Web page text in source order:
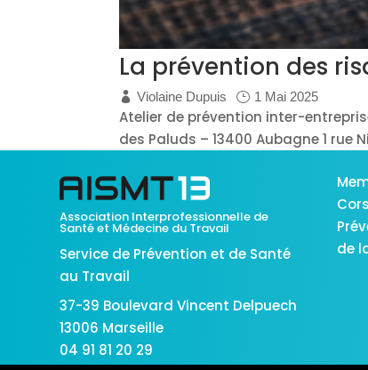
La prévention des
Violaine Dupuis 1 Mai 2025
Atelier de prévention inter-
des Paluds – 13400 Aubagne 1 rue
Association Interprofessionnelle de
Santé et Médecine du Travail
Service de Prévention et de Santé
au Travail
37-39 Boulevard Vincent Delpuech
13006 Marseille
04 91 81 20 29
de